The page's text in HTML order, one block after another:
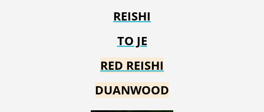
REISHI
TO JE
RED REISHI
DUANWOOD